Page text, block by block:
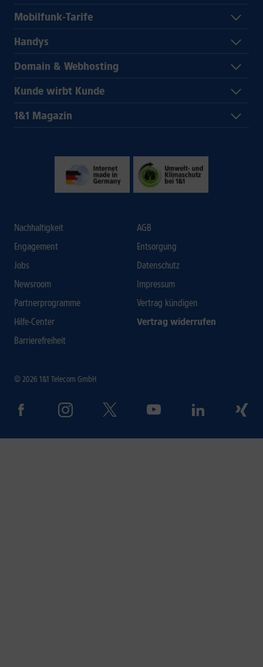
Mobilfunk-Tarife
Handys
Domain & Webhosting
Kunde wirbt Kunde
1&1 Magazin
Nachhaltigkeit
Engagement
Jobs
Newsroom
Partnerprogramme
Hilfe-Center
Barrierefreiheit
AGB
Entsorgung
Datenschutz
Impressum
Vertrag kündigen
Vertrag widerrufen
© 2026 1&1 Telecom GmbH